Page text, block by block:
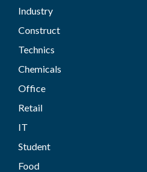
Industry
Construct
Technics
Chemicals
Office
Retail
IT
Student
Food